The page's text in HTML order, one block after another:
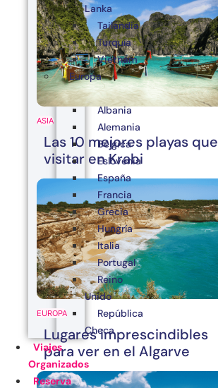
ASIA
Las 10 mejores playas que
visitar en Krabi
EUROPA
Lugares imprescindibles
para ver en el Algarve
Lanka
Tailandia
Turquía
Vietnam
Europa
Albania
Alemania
Bélgica
Eslovenia
España
Francia
Grecia
Hungría
Italia
Portugal
Reino
Unido
República
Checa
Viajes
Organizados
Reserva